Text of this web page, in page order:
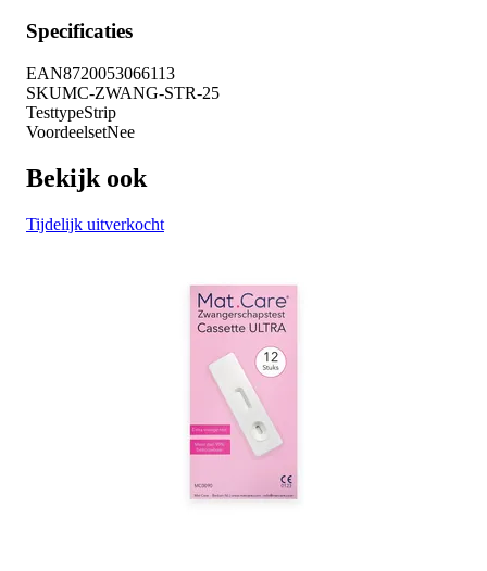
Specificaties
EAN8720053066113
SKUMC-ZWANG-STR-25
TesttypeStrip
VoordeelsetNee
Bekijk ook
Tijdelijk uitverkocht